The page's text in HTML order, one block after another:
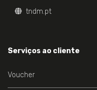
tndm.pt
Serviços ao cliente
Voucher